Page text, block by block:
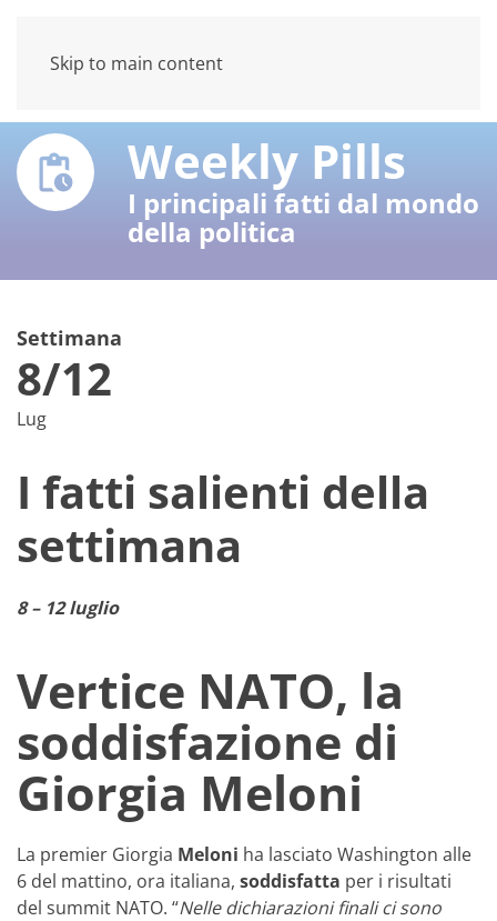
Skip to main content
Weekly Pills
I principali fatti dal mondo
della politica
Settimana
8/12
Lug
I fatti salienti della
settimana
8 – 12 luglio
Vertice NATO, la
soddisfazione di
Giorgia Meloni
La premier Giorgia Meloni ha lasciato Washington alle
6 del mattino, ora italiana, soddisfatta per i risultati
del summit NATO. “Nelle dichiarazioni finali ci sono